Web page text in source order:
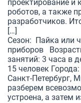
проектирование и
роботов, а также
разработчиков.
[…]
Сезон: Пайка или
приборов
занятий: 3 часа в
15 человек
Санкт-
разберем
устроена, а затем